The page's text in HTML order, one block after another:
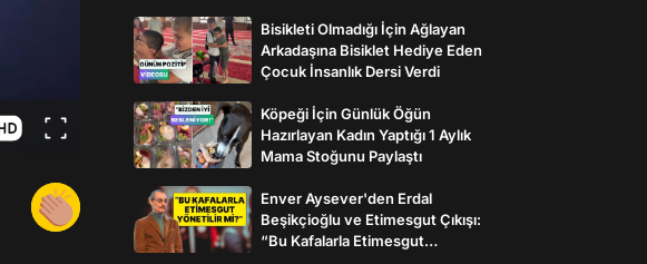
Bisikleti Olmadığı İçin Ağlayan
Arkadaşına Bisiklet Hediye Eden
Çocuk İnsanlık Dersi Verdi
Köpeği İçin Günlük Öğün
Hazırlayan Kadın Yaptığı 1 Aylık
Mama Stoğunu Paylaştı
Enver Aysever'den Erdal
Beşikçioğlu ve Etimesgut Çıkışı:
“Bu Kafalarla Etimesgut